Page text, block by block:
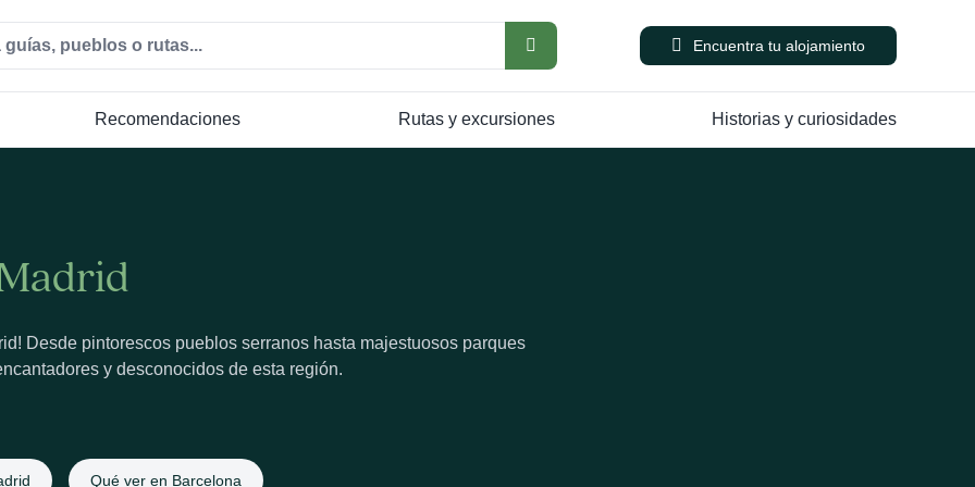
Encuentra tu alojamiento
Recomendaciones Rutas y excursiones Historias y curiosidades
Desde pintorescos pueblos serranos hasta majestuosos parques
y desconocidos de esta región.
Qué ver en Barcelona